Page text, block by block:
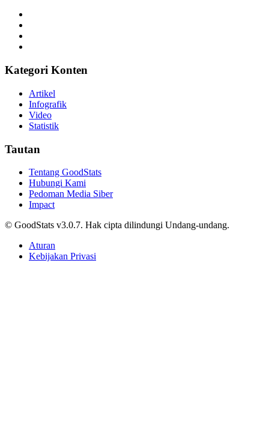
Kategori Konten
Artikel
Infografik
Video
Statistik
Tautan
Tentang GoodStats
Hubungi Kami
Pedoman Media Siber
Impact
© GoodStats v3.0.7. Hak cipta dilindungi Undang-undang.
Aturan
Kebijakan Privasi